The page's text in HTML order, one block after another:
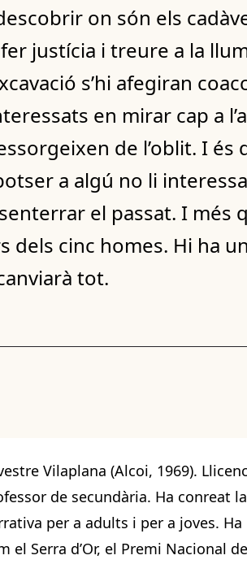
on són els
justícia i treure a la
s’hi afegiran
en mirar cap a
de l’oblit. I és
a algú no li
el passat. I més
dels cinc homes. Hi ha
tot.
Vilaplana (Alcoi, 1969).
de secundària. Ha conreat
per a adults i per a joves.
el Serra d’Or, el Premi Nacional